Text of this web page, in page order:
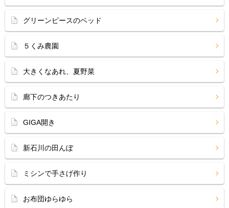
グリーンピースのベッド
５くみ農園
大きくなあれ、夏野菜
廊下のつきあたり
GIGA開き
新石川の田んぼ
ミシンで手さげ作り
お布団ゆらゆら